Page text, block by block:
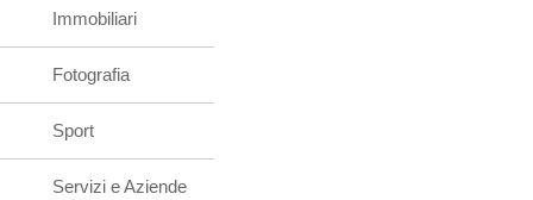
Immobiliari
Fotografia
Sport
Servizi e Aziende